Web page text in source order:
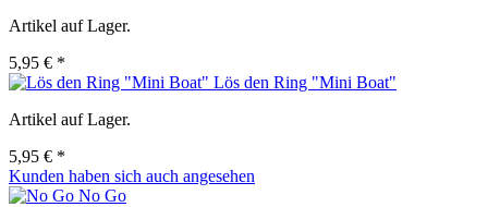
Artikel auf Lager.
5,95 € *
Lös den Ring "Mini Boat"
Artikel auf Lager.
5,95 € *
Kunden haben sich auch angesehen
No Go